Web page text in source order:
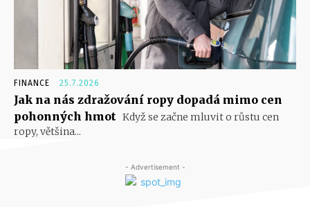
FINANCE 25.7.2026
Jak na nás zdražování ropy dopadá mimo cen
pohonných hmot Když se začne mluvit o růstu cen
ropy, většina...
- Advertisement -